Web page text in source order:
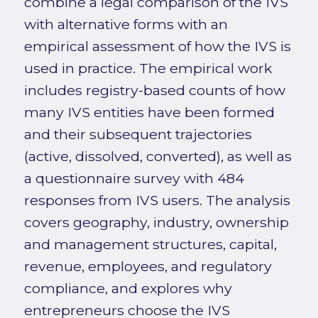
with alternative forms with an
empirical assessment of how the IVS is
used in practice. The empirical work
includes registry-based counts of how
many IVS entities have been formed
and their subsequent trajectories
(active, dissolved, converted), as well as
a questionnaire survey with 484
responses from IVS users. The analysis
covers geography, industry, ownership
and management structures, capital,
revenue, employees, and regulatory
compliance, and explores why
entrepreneurs choose the IVS